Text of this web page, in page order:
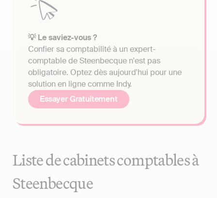
💡 Le saviez-vous ?
Confier sa comptabilité à un expert-
comptable de Steenbecque n'est pas
obligatoire. Optez dès aujourd'hui pour une
solution en ligne comme Indy.
Essayer Gratuitement
Liste de cabinets comptables à
Steenbecque